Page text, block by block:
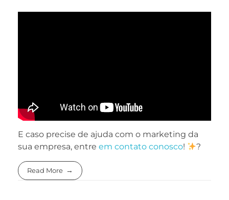
E caso precise de ajuda com o marketing da
sua empresa, entre em contato conosco! ?
Read More